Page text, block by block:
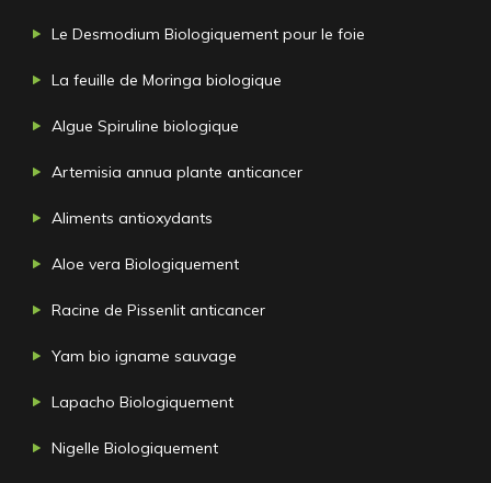
Le Desmodium Biologiquement pour le foie
La feuille de Moringa biologique
Algue Spiruline biologique
Artemisia annua plante anticancer
Aliments antioxydants
Aloe vera Biologiquement
Racine de Pissenlit anticancer
Yam bio igname sauvage
Lapacho Biologiquement
Nigelle Biologiquement